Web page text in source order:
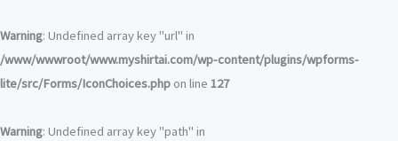
Warning: Undefined array key "url" in
/www/wwwroot/www.myshirtai.com/wp-content/plugins/wpforms-
lite/src/Forms/IconChoices.php on line 127
Warning: Undefined array key "path" in
至
内
容